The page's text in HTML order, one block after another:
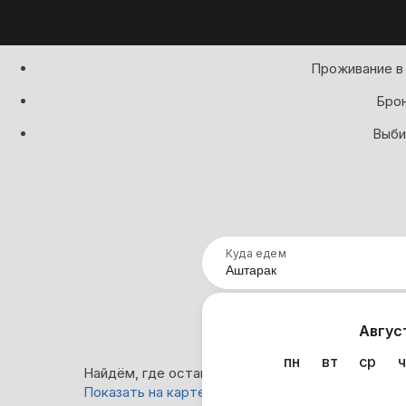
Проживание
Куда едем
пн
вт ср
Найдём, где остановиться в Аштараке: 6
Показать на карте